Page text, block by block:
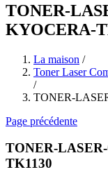
TONER-
KYOCERA-
La maison /
Toner Laser
/
TONER-
Page précédente
TONER-
TK1130